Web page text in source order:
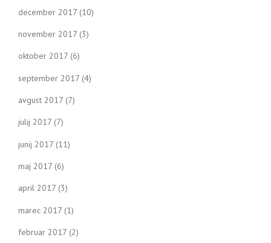
december 2017 (10)
november 2017 (3)
oktober 2017 (6)
september 2017 (4)
avgust 2017 (7)
julij 2017 (7)
junij 2017 (11)
maj 2017 (6)
april 2017 (3)
marec 2017 (1)
februar 2017 (2)